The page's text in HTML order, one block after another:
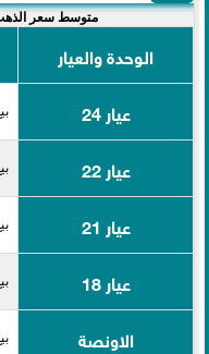
متوسط سعر الذهب
الوحدة والعيار
عيار 24
بيع 2,069
عيار 22 بيع 1,896
عيار 21 بيع 1,810
عيار 18 بيع 1,551
الاونصة بيع 64,333